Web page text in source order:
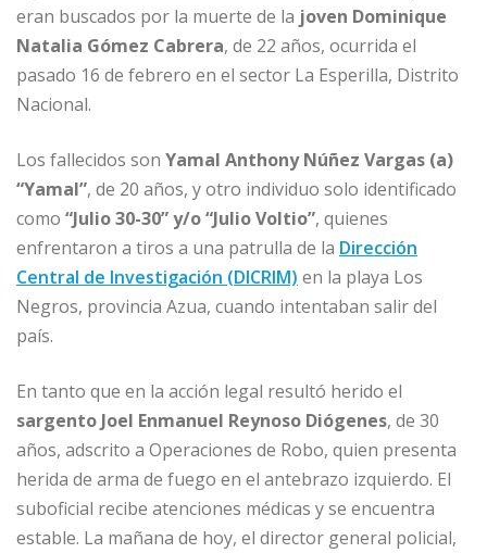
eran buscados por la muerte de la joven Dominique
Natalia Gómez Cabrera, de 22 años, ocurrida el
pasado 16 de febrero en el sector La Esperilla, Distrito
Nacional.
Los fallecidos son Yamal Anthony Núñez Vargas (a)
“Yamal”, de 20 años, y otro individuo solo identificado
como “Julio 30-30” y/o “Julio Voltio”, quienes
enfrentaron a tiros a una patrulla de la Dirección
Central de Investigación (DICRIM) en la playa Los
Negros, provincia Azua, cuando intentaban salir del
país.
En tanto que en la acción legal resultó herido el
sargento Joel Enmanuel Reynoso Diógenes, de 30
años, adscrito a Operaciones de Robo, quien presenta
herida de arma de fuego en el antebrazo izquierdo. El
suboficial recibe atenciones médicas y se encuentra
estable. La mañana de hoy, el director general policial,